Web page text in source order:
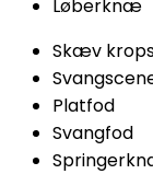
Løberknæ
Skæv
Platfod
Svangfod